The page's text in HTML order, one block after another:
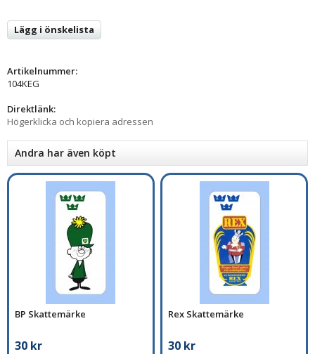
Lägg i önskelista
Artikelnummer:
104KEG
Direktlänk:
Högerklicka och kopiera adressen
Andra har även köpt
BP Skattemärke
30 kr
Rex Skattemärke
30 kr